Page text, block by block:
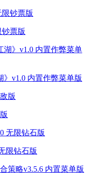
票版
》v1.0 内置作弊菜单版
限钻石版